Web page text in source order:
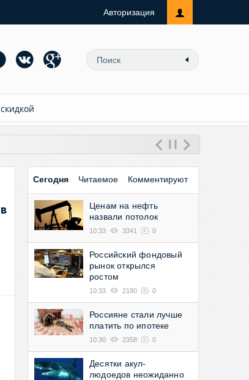
Авторизация
Сегодня Читаемое Комментируют
Ценам на нефть
назвали потолок
10:33 3341 0
Российский фондовый
рынок открылся
ростом
10:33 2180 0
Россияне стали лучше
платить по ипотеке
10:30 2358 0
Десятки акул-
людоедов неожиданно